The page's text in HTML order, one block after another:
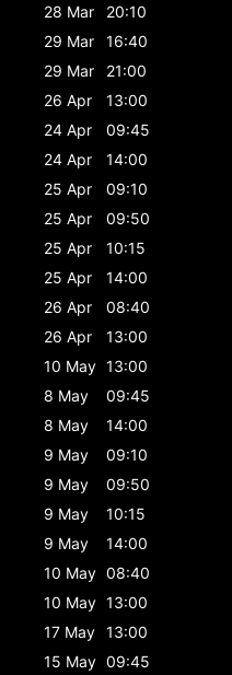
28 Mar
20:10
29 Mar
16:40
29 Mar
21:00
26 Apr
13:00
24 Apr
09:45
24 Apr
14:00
25 Apr
09:10
25 Apr
09:50
25 Apr
10:15
25 Apr
14:00
26 Apr
08:40
26 Apr
13:00
10 May 13:00
8 May
09:45
8 May
14:00
9 May
09:10
9 May
09:50
9 May
10:15
9 May
14:00
10 May 08:40
10 May 13:00
17 May 13:00
15 May 09:45